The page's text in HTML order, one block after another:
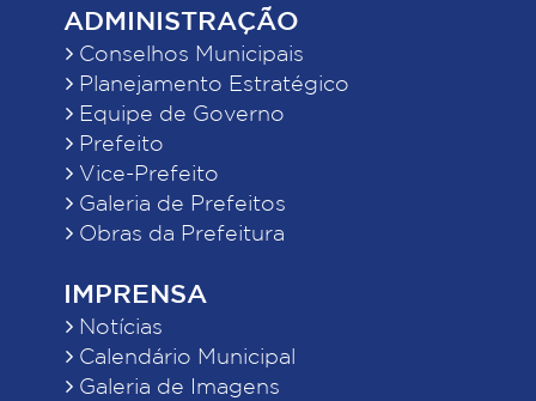
ADMINISTRAÇÃO
Conselhos Municipais
Planejamento Estratégico
Equipe de Governo
Prefeito
Vice-Prefeito
Galeria de Prefeitos
Obras da Prefeitura
IMPRENSA
Notícias
Calendário Municipal
Galeria de Imagens